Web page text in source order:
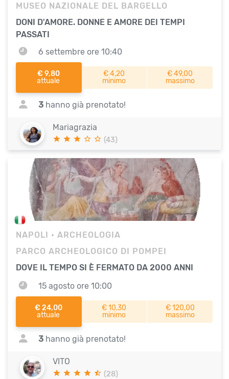
MUSEO NAZIONALE DEL BARGELLO
DONI D'AMORE. DONNE E AMORE DEI TEMPI
PASSATI
6 settembre ore 10:40
€ 9,80
attuale
€ 4,20
minimo
€ 49,00
massimo
3 hanno già prenotato!
Mariagrazia
(43)
NAPOLI • ARCHEOLOGIA
PARCO ARCHEOLOGICO DI POMPEI
DOVE IL TEMPO SI È FERMATO DA 2000 ANNI
15 agosto ore 10:00
€ 24,00
attuale
€ 10,30
minimo
€ 120,00
massimo
3 hanno già prenotato!
VITO
(28)